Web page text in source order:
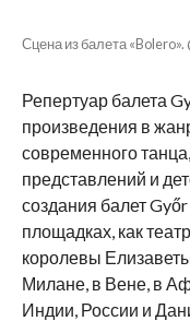
Сцена из балета «Bolero».
Репертуар балета
произведения в
современного
представлений и
создания балет
площадках, как
королевы
Милане, в Вене, в
Индии, России и